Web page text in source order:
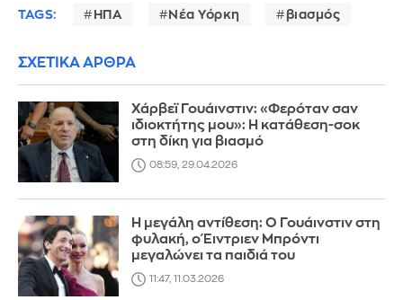
TAGS: ΗΠΑ Νέα Υόρκη βιασμός
ΣΧΕΤΙΚΑ ΑΡΘΡΑ
Χάρβεϊ Γουάινστιν: «Φερόταν σαν
ιδιοκτήτης μου»: Η κατάθεση-σοκ
στη δίκη για βιασμό
08:59, 29.04.2026
Η μεγάλη αντίθεση: Ο Γουάινστιν στη
φυλακή, ο Έιντριεν Μπρόντι
μεγαλώνει τα παιδιά του
11:47, 11.03.2026